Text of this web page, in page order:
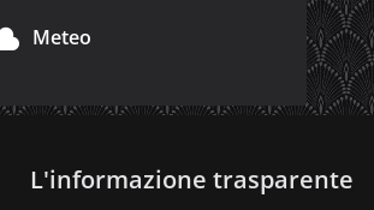
Meteo
L'informazione trasparente